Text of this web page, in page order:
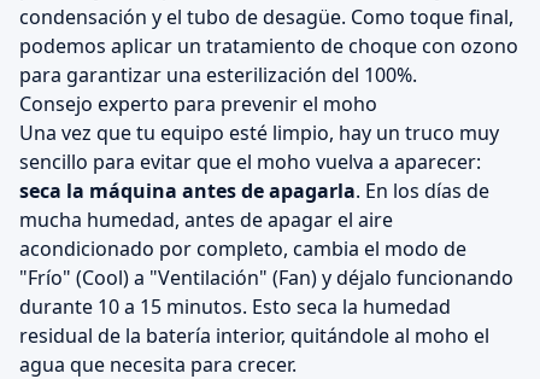
condensación y el tubo de desagüe. Como toque final,
podemos aplicar un tratamiento de choque con ozono
para garantizar una esterilización del 100%.
Consejo experto para prevenir el moho
Una vez que tu equipo esté limpio, hay un truco muy
sencillo para evitar que el moho vuelva a aparecer:
seca la máquina antes de apagarla. En los días de
mucha humedad, antes de apagar el aire
acondicionado por completo, cambia el modo de
"Frío" (Cool) a "Ventilación" (Fan) y déjalo funcionando
durante 10 a 15 minutos. Esto seca la humedad
residual de la batería interior, quitándole al moho el
agua que necesita para crecer.